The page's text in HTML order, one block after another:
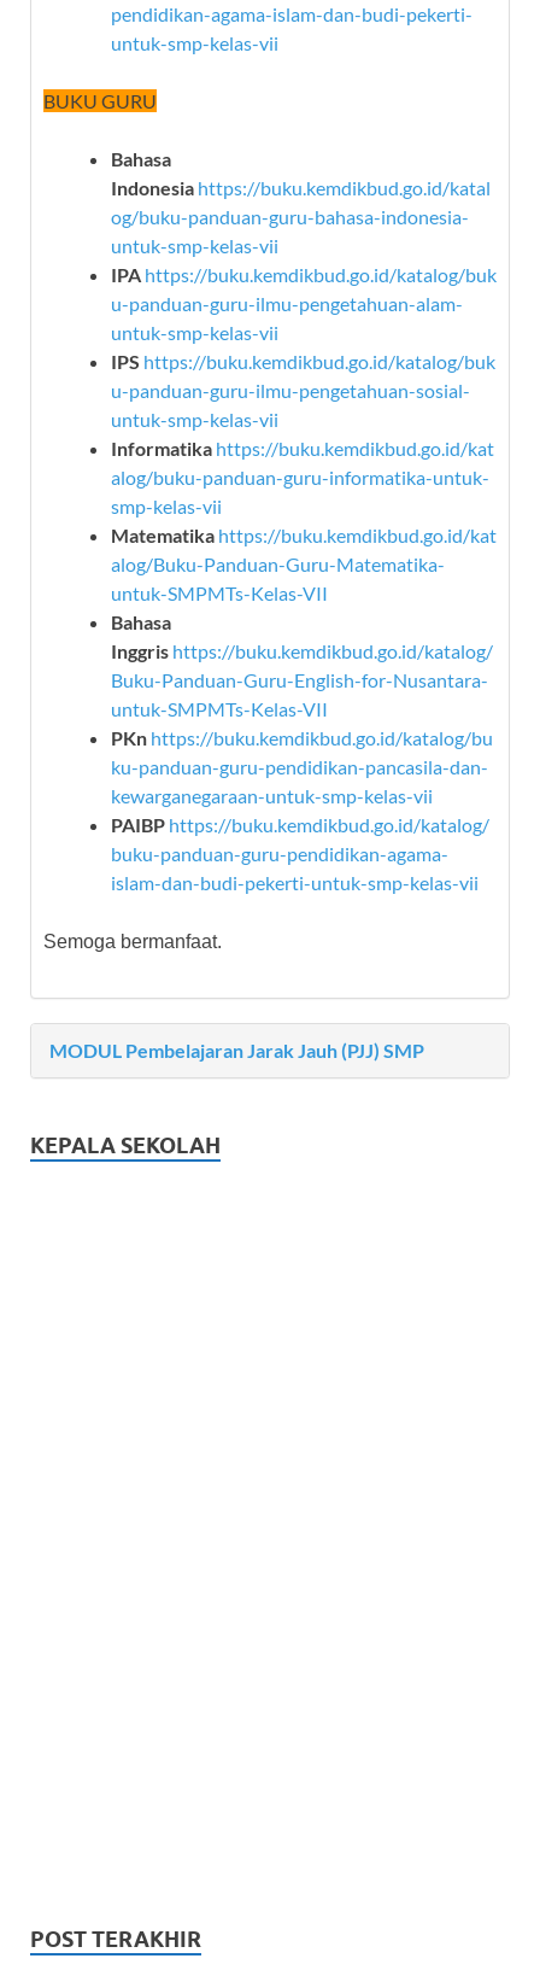
pendidikan-agama-islam-dan-budi-pekerti-
untuk-smp-kelas-vii
BUKU GURU
Bahasa
Indonesia https://buku.kemdikbud.go.id/katal
og/buku-panduan-guru-bahasa-indonesia-
untuk-smp-kelas-vii
IPA https://buku.kemdikbud.go.id/katalog/buk
u-panduan-guru-ilmu-pengetahuan-alam-
untuk-smp-kelas-vii
IPS https://buku.kemdikbud.go.id/katalog/buk
u-panduan-guru-ilmu-pengetahuan-sosial-
untuk-smp-kelas-vii
Informatika https://buku.kemdikbud.go.id/kat
alog/buku-panduan-guru-informatika-untuk-
smp-kelas-vii
Matematika https://buku.kemdikbud.go.id/kat
alog/Buku-Panduan-Guru-Matematika-
untuk-SMPMTs-Kelas-VII
Bahasa
Inggris https://buku.kemdikbud.go.id/katalog/
Buku-Panduan-Guru-English-for-Nusantara-
untuk-SMPMTs-Kelas-VII
PKn https://buku.kemdikbud.go.id/katalog/bu
ku-panduan-guru-pendidikan-pancasila-dan-
kewarganegaraan-untuk-smp-kelas-vii
PAIBP https://buku.kemdikbud.go.id/katalog/
buku-panduan-guru-pendidikan-agama-
islam-dan-budi-pekerti-untuk-smp-kelas-vii
Semoga bermanfaat.
MODUL Pembelajaran Jarak Jauh (PJJ) SMP
KEPALA SEKOLAH
POST TERAKHIR